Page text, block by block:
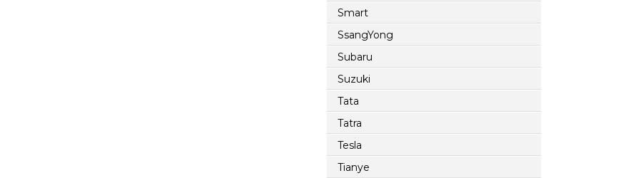
Smart
SsangYong
Subaru
Suzuki
Tata
Tatra
Tesla
Tianye